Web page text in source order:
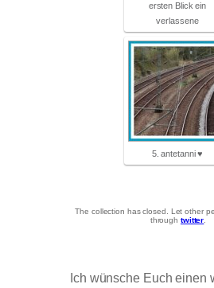
ersten Blick ein
verlassene
5. antetanni ♥
The collection has closed. Let other
through twitter
Ich wünsche Euch einen